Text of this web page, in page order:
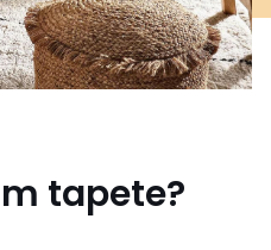
tapete?